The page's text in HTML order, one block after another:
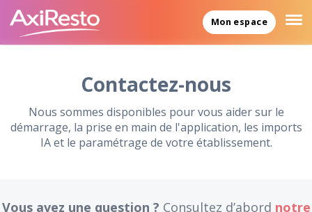
Mon espace
Contactez-nous
Nous sommes disponibles pour vous aider sur le
démarrage, la prise en main de l'application, les imports
IA et le paramétrage de votre établissement.
Vous avez une question ? Consultez d’abord notre